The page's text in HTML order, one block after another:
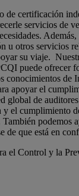
de certificación
servicios de
u otros servicios
su viaje.
puede ofrecer
conocimientos
apoyar el
global de
y el cumplimiento
También podemos
de que está en
el Control y la